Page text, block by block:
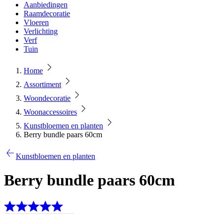
Aanbiedingen
Raamdecoratie
Vloeren
Verlichting
Verf
Tuin
Home
Assortiment
Woondecoratie
Woonaccessoires
Kunstbloemen en planten
Berry bundle paars 60cm
Kunstbloemen en planten
Berry bundle paars 60cm